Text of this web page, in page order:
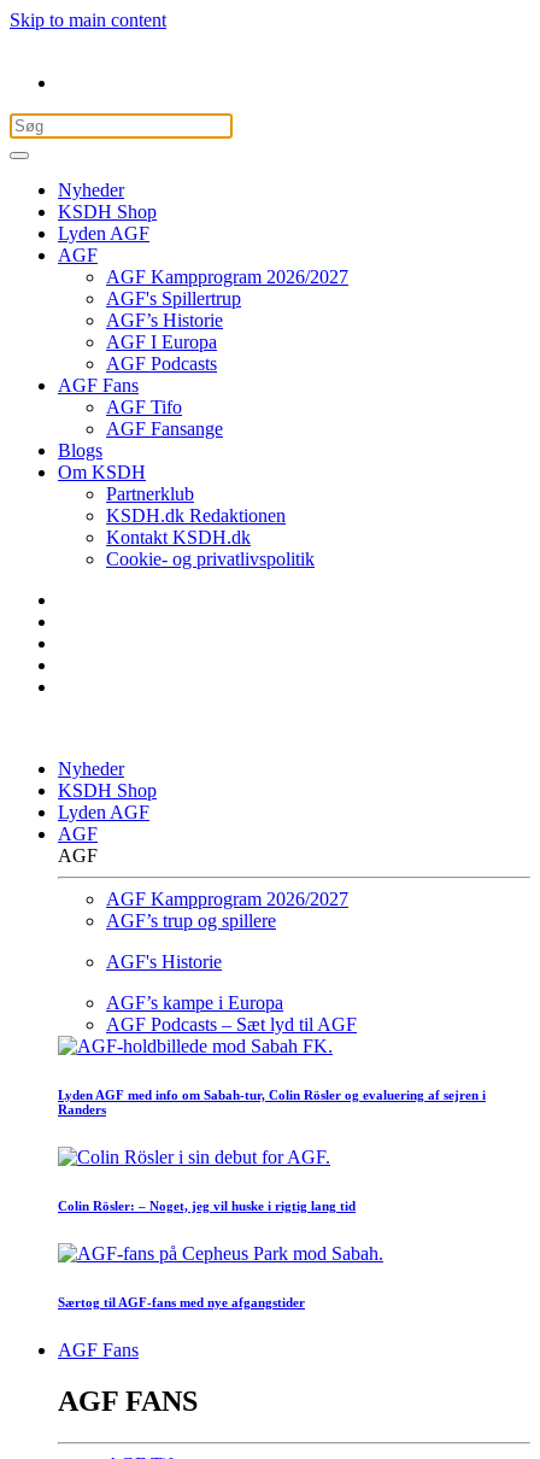
Skip to main content
Nyheder
KSDH Shop
Lyden AGF
AGF
AGF Kampprogram 2026/2027
AGF's Spillertrup
AGF’s Historie
AGF I Europa
AGF Podcasts
AGF Fans
AGF Tifo
AGF Fansange
Blogs
Om KSDH
Partnerklub
KSDH.dk Redaktionen
Kontakt KSDH.dk
Cookie- og privatlivspolitik
Nyheder
KSDH Shop
Lyden AGF
AGF
AGF
AGF Kampprogram 2026/2027
AGF’s trup og spillere
AGF's Historie
AGF’s kampe i Europa
AGF Podcasts – Sæt lyd til AGF
Lyden AGF med info om Sabah-tur, Colin Rösler og evaluering af sejren i
Randers
Colin Rösler: – Noget, jeg vil huske i rigtig lang tid
Særtog til AGF-fans med nye afgangstider
AGF Fans
AGF FANS